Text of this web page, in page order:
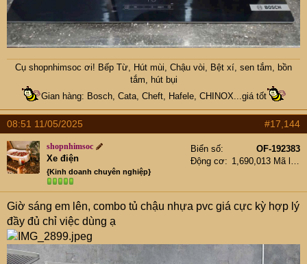
Cụ shopnhimsoc ơi! Bếp Từ, Hút mùi, Chậu vòi, Bệt xí, sen tắm, bồn
tắm, hút bụi
Gian hàng: Bosch, Cata, Cheft, Hafele, CHINOX...giá tốt
08:51 11/05/2025 #17,144
shopnhimsoc
Xe điện
{Kinh doanh chuyên nghiệp}
Biển số
OF-192383
Động cơ
1,690,013 Mã lực
Giờ sáng em lên, combo tủ chậu nhựa pvc giá cực kỳ hợp lý
đầy đủ chỉ việc dùng ạ